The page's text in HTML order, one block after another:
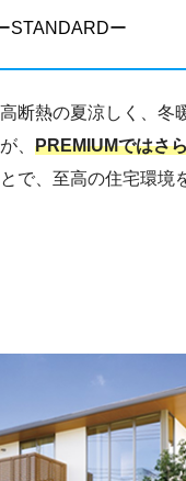
STANDARDー
断熱の夏涼しく、冬
、 PREMIUMではさ
で、至高の住宅環境